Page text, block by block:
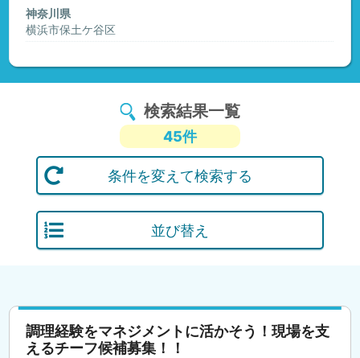
神奈川県
横浜市保土ケ谷区
検索結果一覧
45件
条件を変えて検索する
並び替え
調理経験をマネジメントに活かそう！現場を支
えるチーフ候補募集！！